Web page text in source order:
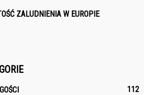
ZALUDNIENIA W EUROPIE
112